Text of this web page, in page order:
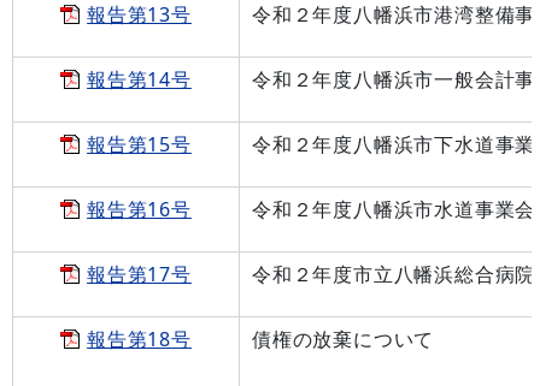
報告第13号 令和２年度八幡浜市港湾整備
報告第14号 令和２年度八幡浜市一般会計
報告第15号 令和２年度八幡浜市下水道事
報告第16号 令和２年度八幡浜市水道事業
報告第17号 令和２年度市立八幡浜総合病
報告第18号 債権の放棄について